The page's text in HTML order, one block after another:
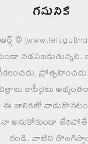
గమనిక
©
నడపబడుతున్నది.
కాపీరైటు
జాలికలో వాడుకొనటం
అనుకోకుండా జేరిపోతే,
రండి. వాటిని